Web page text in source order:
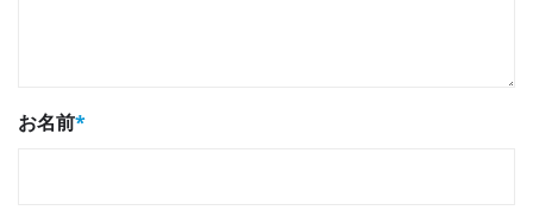
お名前*